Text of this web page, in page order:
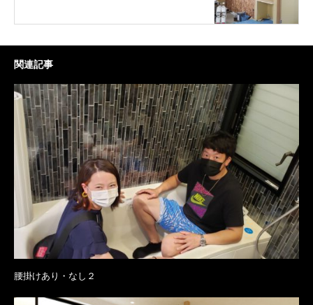
関連記事
腰掛けあり・なし２